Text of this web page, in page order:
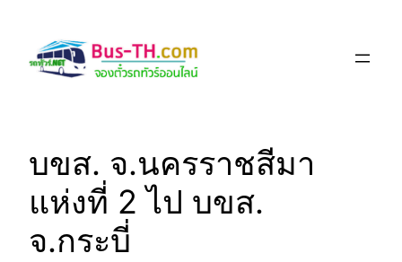
content
บขส. จ.นครราชสีมา
แห่งที่ 2 ไป บขส.
จ.กระบี่